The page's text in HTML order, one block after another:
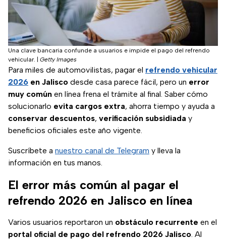
Una clave bancaria confunde a usuarios e impide el pago del refrendo
vehicular.
Getty Images
Para miles de automovilistas, pagar el refrendo vehicular
2026 en Jalisco desde casa parece fácil, pero un error
muy común en línea frena el trámite al final. Saber cómo
solucionarlo evita cargos extra, ahorra tiempo y ayuda a
conservar descuentos, verificación subsidiada y
beneficios oficiales este año vigente.
Suscríbete a nuestro canal de Telegram y lleva la
información en tus manos.
El error más común al pagar el
refrendo 2026 en Jalisco en línea
Varios usuarios reportaron un obstáculo recurrente en el
portal oficial de pago del refrendo 2026 Jalisco. Al